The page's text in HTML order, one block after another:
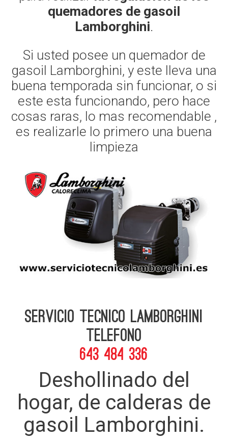
quemadores de gasoil
Lamborghini.
Si usted posee un quemador de
gasoil Lamborghini, y este lleva una
buena temporada sin funcionar, o si
este esta funcionando, pero hace
cosas raras, lo mas recomendable ,
es realizarle lo primero una buena
limpieza
Servicio Tecnico Lamborghini
telefono
643 484 336
Deshollinado del
hogar, de calderas de
gasoil Lamborghini.